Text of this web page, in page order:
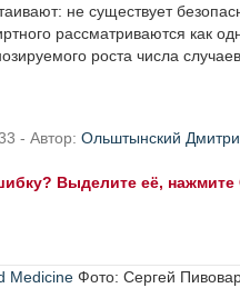
не существует
рассматриваются как
роста числа
- Автор: Ольштынский
Выделите её, нажмите
Medicine Фото: Сергей